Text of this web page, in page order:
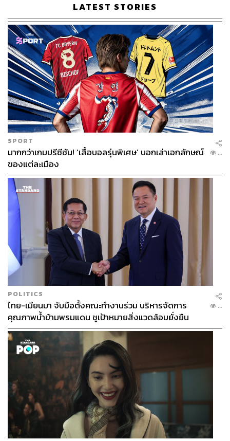
LATEST STORIES
SPORT
มากกว่าเกมปรีซีซัน! ‘เสื้อบอลรุ่นพิเศษ’ บอกเล่าเอกลักษณ์
ของแต่ละเมือง
...
POLITICS
ไทย-เมียนมา จับมือตั้งคณะทำงานร่วม บริหารจัดการ
คุณภาพน้ำข้ามพรมแดน ชูเป้าหมายสิ่งแวดล้อมยั่งยืน
...